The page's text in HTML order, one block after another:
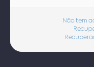
Não tem